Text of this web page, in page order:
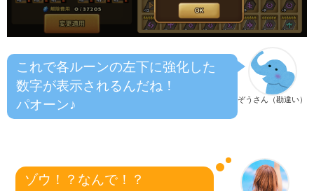
ぞうさん（勘違い）
これで各ルーンの左下に強化した
数字が表示されるんだね！
パオーン♪
ゾウ！？なんで！？